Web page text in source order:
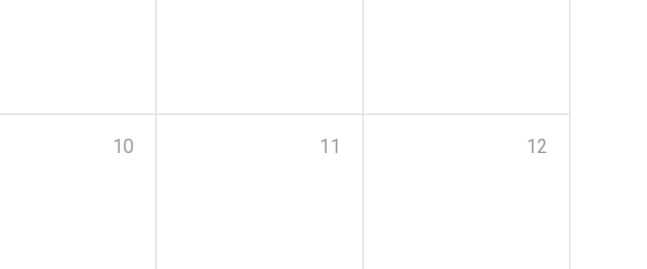
10 11 12